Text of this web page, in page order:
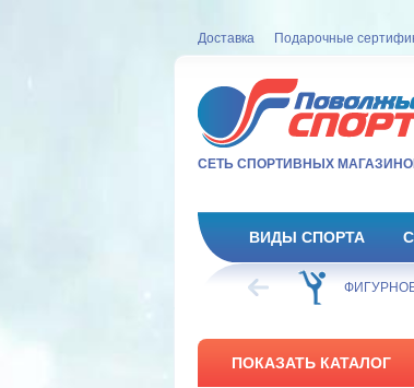
Доставка Подарочные
СЕТЬ СПОРТИВНЫХ
ВИДЫ СПОРТА
ХОККЕЙ
ПОКАЗАТЬ КАТАЛОГ